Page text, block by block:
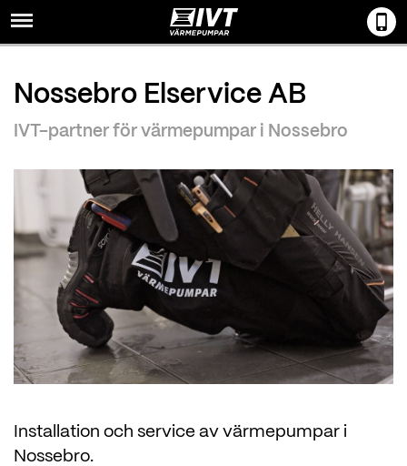
Nossebro Elservice AB
IVT-partner för värmepumpar i Nossebro
Installation och service av värmepumpar i
Nossebro.